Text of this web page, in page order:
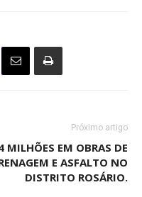
Próximo artigo
MILHÕES EM OBRAS DE
E ASFALTO NO
DISTRITO ROSÁRIO.